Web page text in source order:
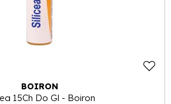
BOIRON
15Ch Do Gl - Boiron